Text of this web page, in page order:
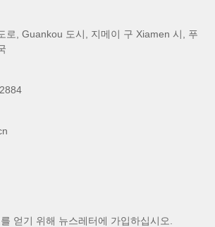
로, Guankou 도시, 지메이 구 Xiamen 시, 푸
얻기 위해 뉴스레터에 가입하십시오.